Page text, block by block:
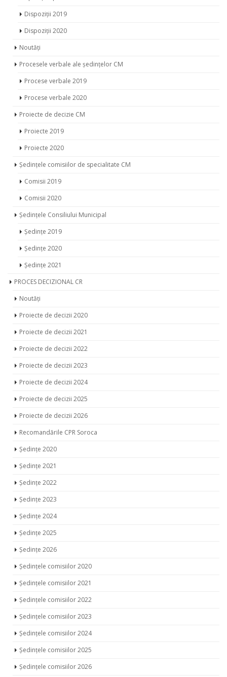
Dispoziții 2020
Noutăți
Procesele verbale ale ședințelor CM
Procese verbale 2019
Procese verbale 2020
Proiecte de decizie CM
Proiecte 2019
Proiecte 2020
Ședințele comisiilor de specialitate CM
Comisii 2019
Comisii 2020
Ședințele Consiliului Municipal
Ședințe 2019
Ședințe 2020
Ședințe 2021
PROCES DECIZIONAL CR
Noutăți
Proiecte de decizii 2020
Proiecte de decizii 2021
Proiecte de decizii 2022
Proiecte de decizii 2023
Proiecte de decizii 2024
Proiecte de decizii 2025
Proiecte de decizii 2026
Recomandările CPR Soroca
Ședințe 2020
Ședințe 2021
Ședințe 2022
Ședințe 2023
Ședințe 2024
Ședințe 2025
Ședințe 2026
Ședințele comisiilor 2020
Ședințele comisiilor 2021
Ședințele comisiilor 2022
Ședințele comisiilor 2023
Ședințele comisiilor 2024
Ședințele comisiilor 2025
Ședințele comisiilor 2026
Sinteza ședințelor
Proiecte de decizii 2018